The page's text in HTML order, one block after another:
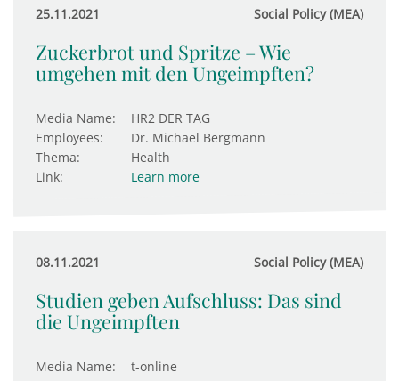
25.11.2021 Social Policy (MEA)
Zuckerbrot und Spritze – Wie
umgehen mit den Ungeimpften?
Media Name:
HR2 DER TAG
Employees:
Dr. Michael Bergmann
Thema:
Health
Link:
Learn more
08.11.2021 Social Policy (MEA)
Studien geben Aufschluss: Das sind
die Ungeimpften
Media Name:
t-online